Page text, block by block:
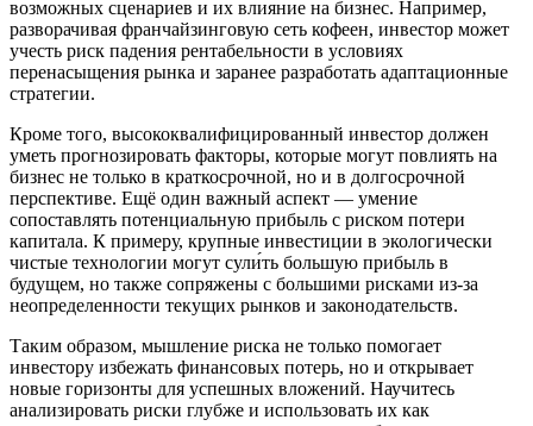
возможных сценариев и их влияние на бизнес. Например,
разворачивая франчайзинговую сеть кофеен, инвестор может
учесть риск падения рентабельности в условиях
перенасыщения рынка и заранее разработать адаптационные
стратегии.
Кроме того, высококвалифицированный инвестор должен
уметь прогнозировать факторы, которые могут повлиять на
бизнес не только в краткосрочной, но и в долгосрочной
перспективе. Ещё один важный аспект — умение
сопоставлять потенциальную прибыль с риском потери
капитала. К примеру, крупные инвестиции в экологически
чистые технологии могут сули́ть большую прибыль в
будущем, но также сопряжены с большими рисками из-за
неопределенности текущих рынков и законодательств.
Таким образом, мышление риска не только помогает
инвестору избежать финансовых потерь, но и открывает
новые горизонты для успешных вложений. Научитесь
анализировать риски глубже и использовать их как